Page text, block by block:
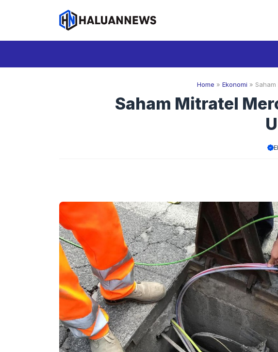
Home » Ekonomi »
Saham Mitratel